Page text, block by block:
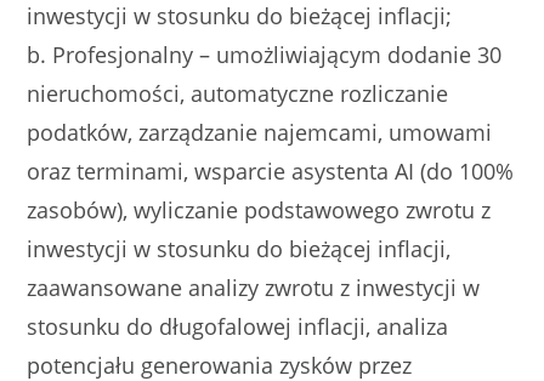
inwestycji w stosunku do bieżącej inflacji;
b. Profesjonalny – umożliwiającym dodanie 30
nieruchomości, automatyczne rozliczanie
podatków, zarządzanie najemcami, umowami
oraz terminami, wsparcie asystenta AI (do 100%
zasobów), wyliczanie podstawowego zwrotu z
inwestycji w stosunku do bieżącej inflacji,
zaawansowane analizy zwrotu z inwestycji w
stosunku do długofalowej inflacji, analiza
potencjału generowania zysków przez